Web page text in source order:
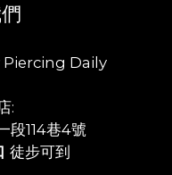
Piercing Daily
:
段114巷4號
徒步可到